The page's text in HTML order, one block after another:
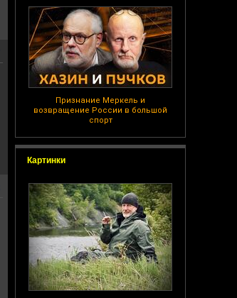
Признание Меркель и
возвращение России в большой
спорт
Картинки